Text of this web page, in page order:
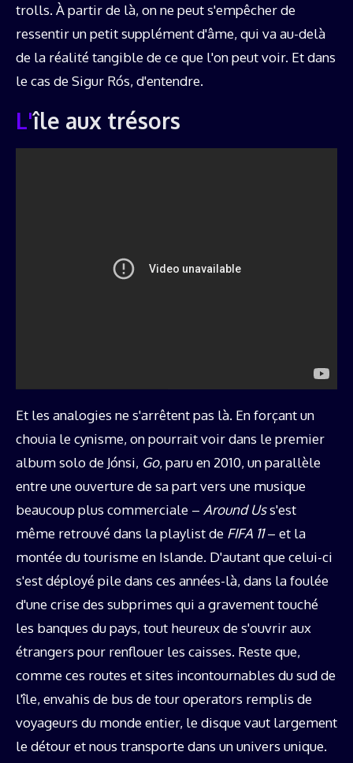
trolls. À partir de là, on ne peut s'empêcher de
ressentir un petit supplément d'âme, qui va au-delà
de la réalité tangible de ce que l'on peut voir. Et dans
le cas de Sigur Rós, d'entendre.
L'île aux trésors
Et les analogies ne s'arrêtent pas là. En forçant un
chouia le cynisme, on pourrait voir dans le premier
album solo de Jónsi, Go, paru en 2010, un parallèle
entre une ouverture de sa part vers une musique
beaucoup plus commerciale – Around Uss'est
même retrouvé dans la playlist de FIFA 11– et la
montée du tourisme en Islande. D'autant que celui-ci
s'est déployé pile dans ces années-là, dans la foulée
d'une crise des subprimes qui a gravement touché
les banques du pays, tout heureux de s'ouvrir aux
étrangers pour renflouer les caisses. Reste que,
comme ces routes et sites incontournables du sud de
l'île, envahis de bus de tour operators remplis de
voyageurs du monde entier, le disque vaut largement
le détour et nous transporte dans un univers unique.